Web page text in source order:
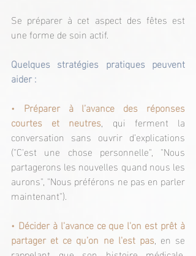
Se préparer à cet aspect des fêtes est
une forme de soin actif.
Quelques stratégies pratiques peuvent
aider :
• Préparer à l’avance des réponses
courtes et neutres, qui ferment la
conversation sans ouvrir d’explications
("C'est une chose personnelle", "Nous
partagerons les nouvelles quand nous les
aurons", "Nous préférons ne pas en parler
maintenant").
• Décider à l'avance ce que l'on est prêt à
partager et ce qu’on ne l'est pas, en se